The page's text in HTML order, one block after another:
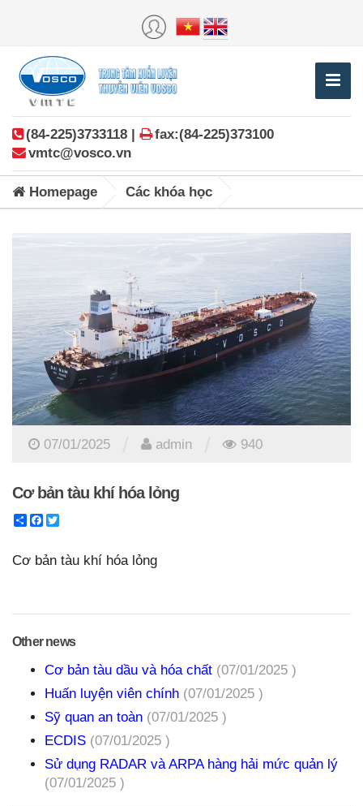
(84-225)3733118 |
fax:(84-225)373100
vmtc@vosco.vn
Homepage Các khóa học
07/01/2025 admin 940
Cơ bản tàu khí hóa lỏng
ShareFacebook
Cơ bản tàu khí hóa lỏng
Other news
Cơ bản tàu dầu và hóa chất (07/01/2025 )
Huấn luyện viên chính (07/01/2025 )
Sỹ quan an toàn (07/01/2025 )
ECDIS (07/01/2025 )
Sử dụng RADAR và ARPA hàng hải mức quản lý
(07/01/2025 )